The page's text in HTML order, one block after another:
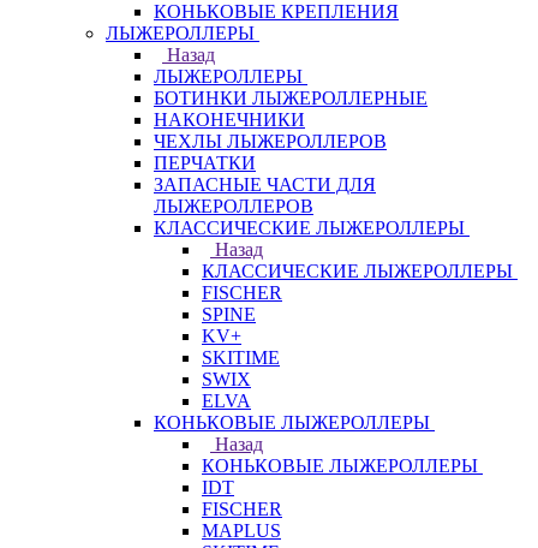
КОНЬКОВЫЕ КРЕПЛЕНИЯ
ЛЫЖЕРОЛЛЕРЫ
Назад
ЛЫЖЕРОЛЛЕРЫ
БОТИНКИ ЛЫЖЕРОЛЛЕРНЫЕ
НАКОНЕЧНИКИ
ЧЕХЛЫ ЛЫЖЕРОЛЛЕРОВ
ПЕРЧАТКИ
ЗАПАСНЫЕ ЧАСТИ ДЛЯ
ЛЫЖЕРОЛЛЕРОВ
КЛАССИЧЕСКИЕ ЛЫЖЕРОЛЛЕРЫ
Назад
КЛАССИЧЕСКИЕ ЛЫЖЕРОЛЛЕРЫ
FISCHER
SPINE
KV+
SKITIME
SWIX
ELVA
КОНЬКОВЫЕ ЛЫЖЕРОЛЛЕРЫ
Назад
КОНЬКОВЫЕ ЛЫЖЕРОЛЛЕРЫ
IDT
FISCHER
MAPLUS